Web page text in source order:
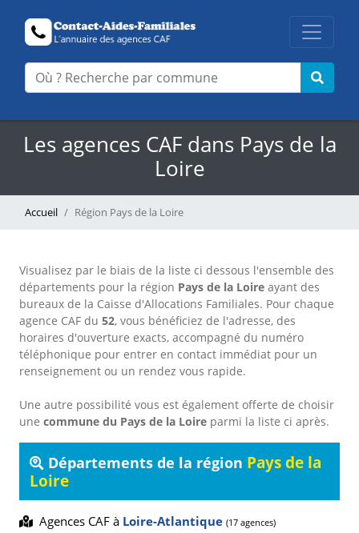
Les agences CAF dans Pays de la
Loire
Accueil Région Pays de la Loire
Visualisez par le biais de la liste ci dessous l'ensemble des
départements pour la région Pays de la Loire ayant des
bureaux de la Caisse d'Allocations Familiales. Pour chaque
agence CAF du 52, vous bénéficiez de l'adresse, des
horaires d'ouverture exacts, accompagné du numéro
téléphonique pour entrer en contact immédiat pour un
renseignement ou un rendez vous rapide.
Une autre possibilité vous est également offerte de choisir
une commune du Pays de la Loire parmi la liste ci après.
Départements de la région Pays de la
Loire
Agences CAF à Loire-Atlantique (17 agences)